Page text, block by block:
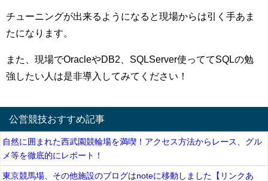
チューニングが出来るようになると現場からは引く手あま
たになります。
また、現場でOracleやDB2、SQLServer使っててSQLの勉
強したい人は是非導入してみてください！
公営競技おすすめ記事
自然に囲まれた西武園競輪場を満喫！アクセス方法からレース、グル
メ等を徹底的にレポート！
東京競馬場、その他施設のブログはnoteに移動しました【リンクあ